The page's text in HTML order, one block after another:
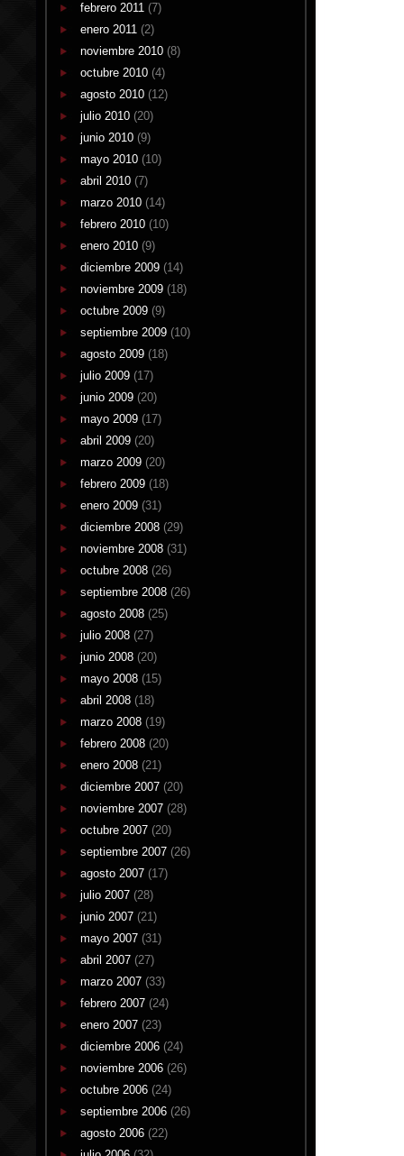
febrero 2011 (7)
enero 2011 (2)
noviembre 2010 (8)
octubre 2010 (4)
agosto 2010 (12)
julio 2010 (20)
junio 2010 (9)
mayo 2010 (10)
abril 2010 (7)
marzo 2010 (14)
febrero 2010 (10)
enero 2010 (9)
diciembre 2009 (14)
noviembre 2009 (18)
octubre 2009 (9)
septiembre 2009 (10)
agosto 2009 (18)
julio 2009 (17)
junio 2009 (20)
mayo 2009 (17)
abril 2009 (20)
marzo 2009 (20)
febrero 2009 (18)
enero 2009 (31)
diciembre 2008 (29)
noviembre 2008 (31)
octubre 2008 (26)
septiembre 2008 (26)
agosto 2008 (25)
julio 2008 (27)
junio 2008 (20)
mayo 2008 (15)
abril 2008 (18)
marzo 2008 (19)
febrero 2008 (20)
enero 2008 (21)
diciembre 2007 (20)
noviembre 2007 (28)
octubre 2007 (20)
septiembre 2007 (26)
agosto 2007 (17)
julio 2007 (28)
junio 2007 (21)
mayo 2007 (31)
abril 2007 (27)
marzo 2007 (33)
febrero 2007 (24)
enero 2007 (23)
diciembre 2006 (24)
noviembre 2006 (26)
octubre 2006 (24)
septiembre 2006 (26)
agosto 2006 (22)